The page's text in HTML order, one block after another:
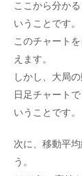
ここから分か
いうことです。
このチャート
えます。
しかし、大局
日足チャート
いうことです。
次に、移動平
う。